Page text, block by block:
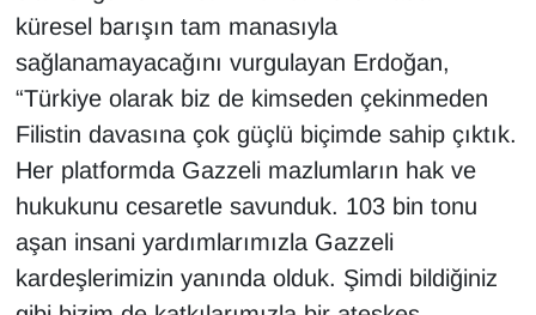
küresel barışın tam manasıyla
sağlanamayacağını vurgulayan Erdoğan,
“Türkiye olarak biz de kimseden çekinmeden
Filistin davasına çok güçlü biçimde sahip çıktık.
Her platformda Gazzeli mazlumların hak ve
hukukunu cesaretle savunduk. 103 bin tonu
aşan insani yardımlarımızla Gazzeli
kardeşlerimizin yanında olduk. Şimdi bildiğiniz